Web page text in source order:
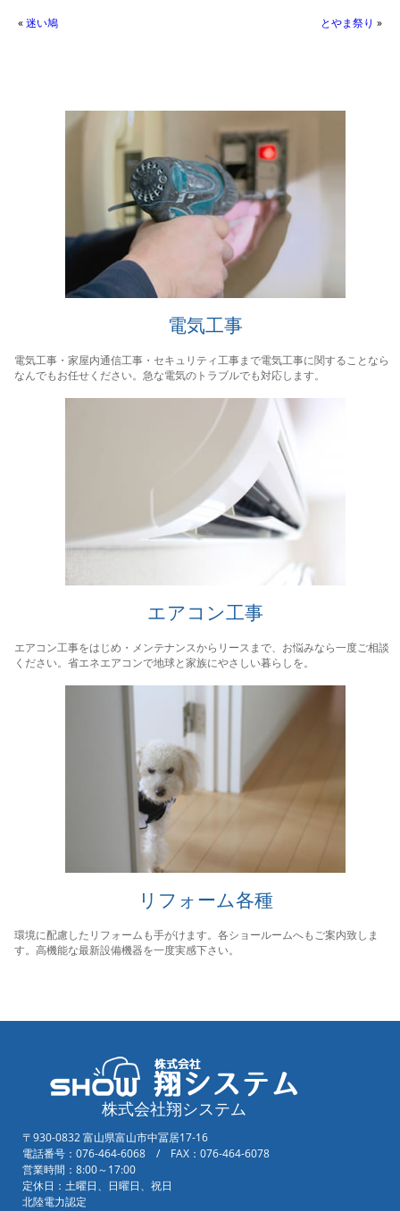
«迷い鳩 とやま祭り »
電気工事
電気工事・家屋内通信工事・セキュリティ工事まで電気工事に関することなら
なんでもお任せください。急な電気のトラブルでも対応します。
エアコン工事
エアコン工事をはじめ・メンテナンスからリースまで、お悩みなら一度ご相談
ください。省エネエアコンで地球と家族にやさしい暮らしを。
リフォーム各種
環境に配慮したリフォームも手がけます。各ショールームへもご案内致しま
す。高機能な最新設備機器を一度実感下さい。
株式会社翔システム
〒930-0832 富山県富山市中冨居17-16
電話番号：076-464-6068 / FAX：076-464-6078
営業時間：8:00～17:00
定休日：土曜日、日曜日、祝日
北陸電力認定